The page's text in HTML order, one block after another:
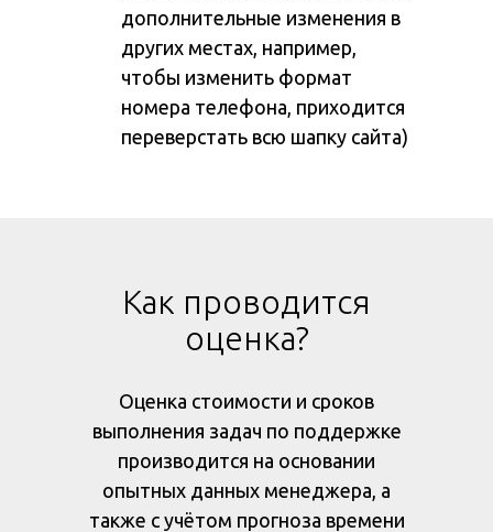
дополнительные изменения в
других местах, например,
чтобы изменить формат
номера телефона, приходится
переверстать всю шапку сайта)
Как проводится
оценка?
Оценка стоимости и сроков
выполнения задач по поддержке
производится на основании
опытных данных менеджера, а
также с учётом прогноза времени